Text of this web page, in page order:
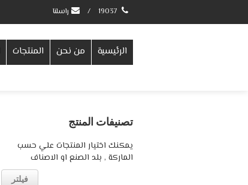
/ راسلنا
الرئيسية من نحن المنتجات
تصنيفات المنتج
يمكنك اختيار المنتجات علي حسب
الماركة , بلد الصنع او الاصناف
فيلتر